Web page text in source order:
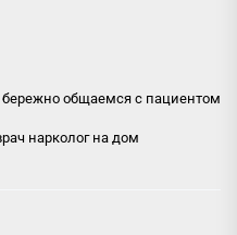
общаемся с пациентом
нарколог на дом